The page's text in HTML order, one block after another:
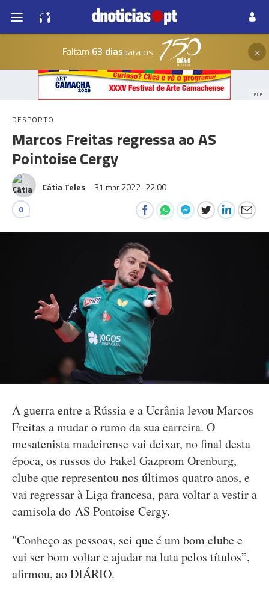
Faltam 63 diaspara os ×
PUB
DESPORTO
Marcos Freitas regressa ao AS
Pointoise Cergy
Cátia Teles 31 mar 2022 22:00
0
A guerra entre a Rússia e a Ucrânia levou Marcos
Freitas a mudar o rumo da sua carreira. O
mesatenista madeirense vai deixar, no final desta
época, os russos do Fakel Gazprom Orenburg,
clube que representou nos últimos quatro anos, e
vai regressar à Liga francesa, para voltar a vestir a
camisola do AS Pontoise Cergy.
"Conheço as pessoas, sei que é um bom clube e
vai ser bom voltar e ajudar na luta pelos títulos”,
afirmou, ao DIÁRIO.